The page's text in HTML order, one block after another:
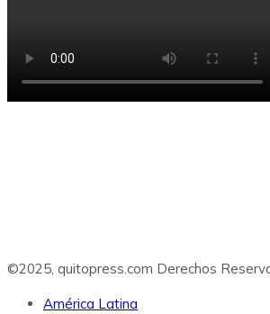
©2025, quitopress.com Derechos
América Latina